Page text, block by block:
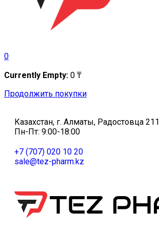
0
Currently Empty: 0 ₸
Продолжить покупки
Казахстан, г. Алматы, Радостовца 211
Пн-Пт: 9:00-18:00
+7 (707) 020 10 20
sale@tez-pharm.kz